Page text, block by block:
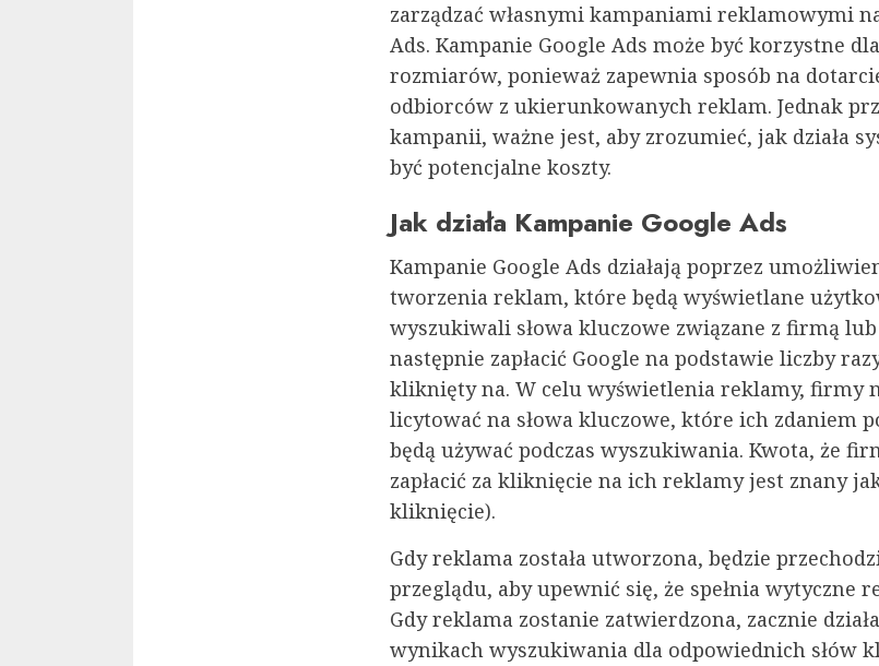
zarządzać własnymi kampaniami reklamowymi
Ads. Kampanie Google Ads może być korzystne
rozmiarów, ponieważ zapewnia sposób na
odbiorców z ukierunkowanych reklam. Jednak
kampanii, ważne jest, aby zrozumieć, jak działa
być potencjalne koszty.
Jak działa Kampanie Google Ads
Kampanie Google Ads działają poprzez
tworzenia reklam, które będą wyświetlane
wyszukiwali słowa kluczowe związane z firmą
następnie zapłacić Google na podstawie liczby
kliknięty na. W celu wyświetlenia reklamy, firmy
licytować na słowa kluczowe, które ich zdaniem
będą używać podczas wyszukiwania. Kwota, że
zapłacić za kliknięcie na ich reklamy jest znany
kliknięcie).
Gdy reklama została utworzona, będzie
przeglądu, aby upewnić się, że spełnia wytyczne
Gdy reklama zostanie zatwierdzona, zacznie
wynikach wyszukiwania dla odpowiednich słów